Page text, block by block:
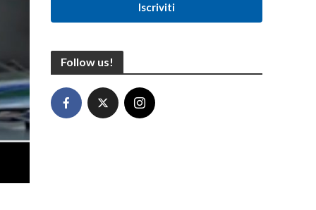
Iscriviti
Follow us!